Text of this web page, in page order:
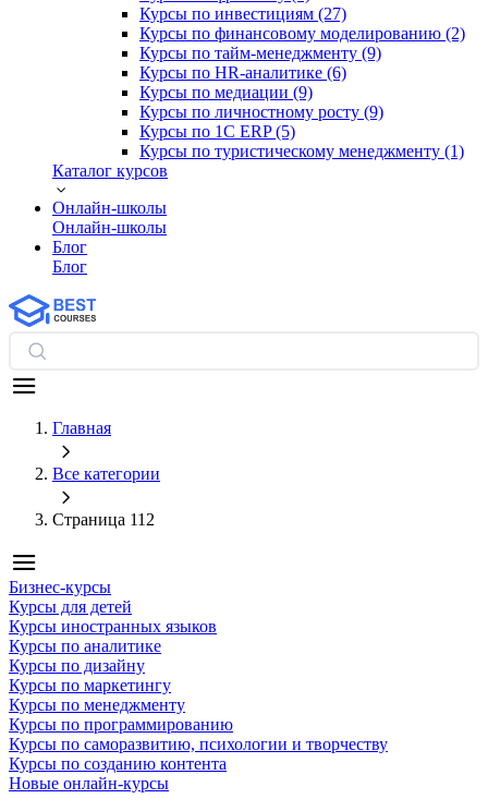
Курсы по инвестициям (27)
Курсы по финансовому моделированию (2)
Курсы по тайм-менеджменту (9)
Курсы по HR-аналитике (6)
Курсы по медиации (9)
Курсы по личностному росту (9)
Курсы по 1С ERP (5)
Курсы по туристическому менеджменту (1)
Каталог курсов
Онлайн-школы
Онлайн-школы
Блог
Блог
Главная
Все категории
Страница 112
Бизнес-курсы
Курсы для детей
Курсы иностранных языков
Курсы по аналитике
Курсы по дизайну
Курсы по маркетингу
Курсы по менеджменту
Курсы по программированию
Курсы по саморазвитию, психологии и творчеству
Курсы по созданию контента
Новые онлайн‑курсы